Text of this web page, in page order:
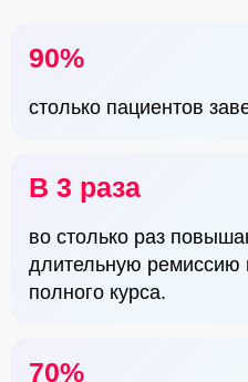
90%
столько пациентов
В 3 раза
во столько раз
длительную ремиссию
полного курса.
70%